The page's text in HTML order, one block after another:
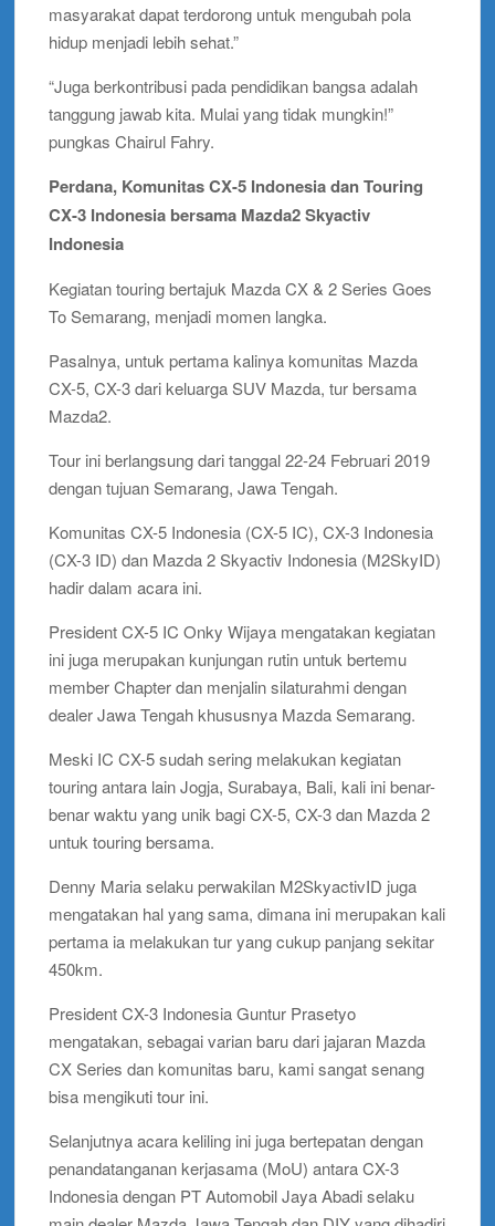
masyarakat dapat terdorong untuk mengubah pola
hidup menjadi lebih sehat.”
“Juga berkontribusi pada pendidikan bangsa adalah
tanggung jawab kita. Mulai yang tidak mungkin!”
pungkas Chairul Fahry.
Perdana, Komunitas CX-5 Indonesia dan Touring
CX-3 Indonesia bersama Mazda2 Skyactiv
Indonesia
Kegiatan touring bertajuk Mazda CX & 2 Series Goes
To Semarang, menjadi momen langka.
Pasalnya, untuk pertama kalinya komunitas Mazda
CX-5, CX-3 dari keluarga SUV Mazda, tur bersama
Mazda2.
Tour ini berlangsung dari tanggal 22-24 Februari 2019
dengan tujuan Semarang, Jawa Tengah.
Komunitas CX-5 Indonesia (CX-5 IC), CX-3 Indonesia
(CX-3 ID) dan Mazda 2 Skyactiv Indonesia (M2SkyID)
hadir dalam acara ini.
President CX-5 IC Onky Wijaya mengatakan kegiatan
ini juga merupakan kunjungan rutin untuk bertemu
member Chapter dan menjalin silaturahmi dengan
dealer Jawa Tengah khususnya Mazda Semarang.
Meski IC CX-5 sudah sering melakukan kegiatan
touring antara lain Jogja, Surabaya, Bali, kali ini benar-
benar waktu yang unik bagi CX-5, CX-3 dan Mazda 2
untuk touring bersama.
Denny Maria selaku perwakilan M2SkyactivID juga
mengatakan hal yang sama, dimana ini merupakan kali
pertama ia melakukan tur yang cukup panjang sekitar
450km.
President CX-3 Indonesia Guntur Prasetyo
mengatakan, sebagai varian baru dari jajaran Mazda
CX Series dan komunitas baru, kami sangat senang
bisa mengikuti tour ini.
Selanjutnya acara keliling ini juga bertepatan dengan
penandatanganan kerjasama (MoU) antara CX-3
Indonesia dengan PT Automobil Jaya Abadi selaku